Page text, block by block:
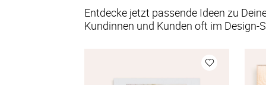
Entdecke jetzt passende Ideen zu
Kundinnen und Kunden oft im Design-